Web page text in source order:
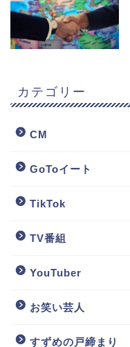
カテゴリー
CM
GoToイート
TikTok
TV番組
YouTuber
お笑い芸人
すずめの戸締まり